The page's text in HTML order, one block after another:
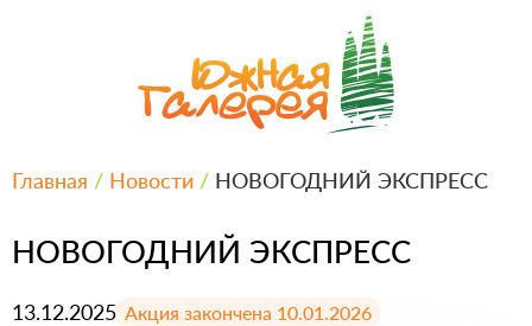
Главная / Новости / НОВОГОДНИЙ ЭКСПРЕСС
НОВОГОДНИЙ ЭКСПРЕСС
13.12.2025 Акция закончена 10.01.2026